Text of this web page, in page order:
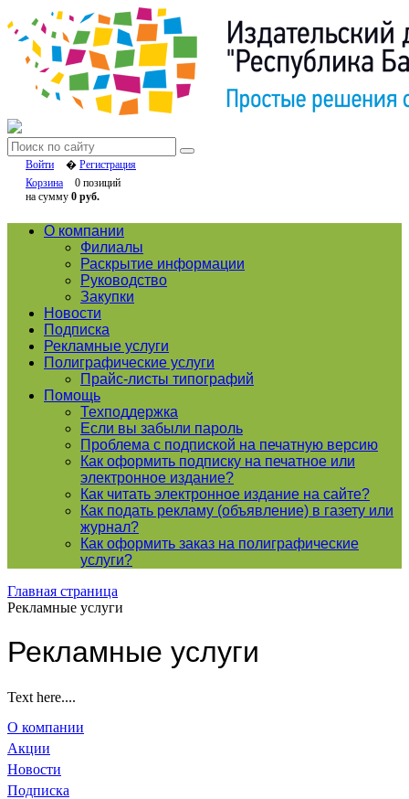
Войти � Регистрация
Корзина
0 позиций
на сумму 0 руб.
О компании
Филиалы
Раскрытие информации
Руководство
Закупки
Новости
Подписка
Рекламные услуги
Полиграфические услуги
Прайс-листы типографий
Помощь
Техподдержка
Если вы забыли пароль
Проблема с подпиской на печатную версию
Как оформить подписку на печатное или
электронное издание?
Как читать электронное издание на сайте?
Как подать рекламу (объявление) в газету или
журнал?
Как оформить заказ на полиграфические
уcлуги?
Главная страница
Рекламные услуги
Рекламные услуги
Text here....
О компании
Акции
Новости
Подписка